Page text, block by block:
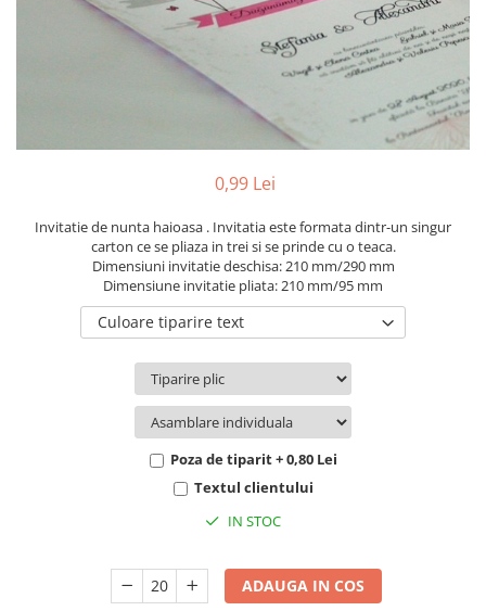
Pachete marturii
Pungi si cutii prajituri
Cutii flori de hartie
Cutii flori de sapun
2020 Craciun si Anul Nou
2021 Crăciun
2022 Crăciun
2023 Crăciun
Toamna și Halloween
Buchete extravagante
0,99 Lei
Invitatie de nunta haioasa . Invitatia este formata dintr-un singur
carton ce se pliaza in trei si se prinde cu o teaca.
Dimensiuni invitatie deschisa: 210 mm/290 mm
Dimensiune invitatie pliata: 210 mm/95 mm
Culoare tiparire text
Poza de tiparit + 0,80 Lei
Textul clientului
IN STOC
ADAUGA IN COS